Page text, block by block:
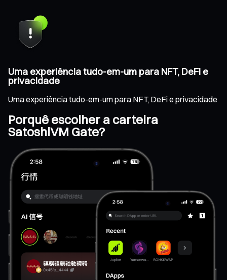
Uma experiência tudo-em-um para NFT, DeFi e
privacidade
Uma experiência tudo-em-um para NFT, DeFi e privacidade
Porquê escolher a carteira
SatoshiVM Gate?